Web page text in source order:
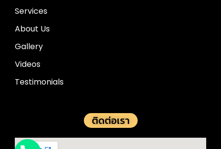
Services
About Us
Gallery
Videos
Testimonials
ติดต่อเรา